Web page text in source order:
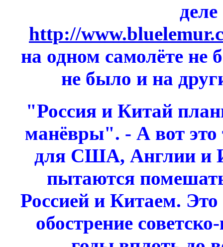
http://
на одном самолёте не
не было и на
"Россия и Китай
манёвры". - А вот это
для США, Англии и
пытаются
Россией и Китаем.
обострение